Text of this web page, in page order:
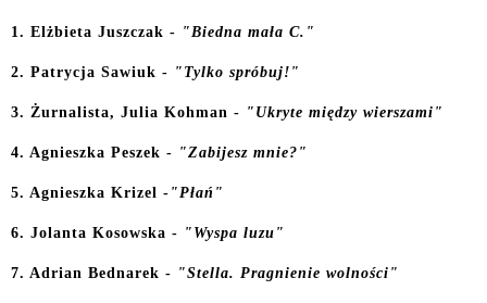
1. Elżbieta Juszczak - "Biedna mała C."
2. Patrycja Sawiuk - "Tylko spróbuj!"
3. Żurnalista, Julia Kohman - "Ukryte między wierszami"
4. Agnieszka Peszek - "Zabijesz mnie?"
5. Agnieszka Krizel - "Płań"
6. Jolanta Kosowska - "Wyspa luzu"
7. Adrian Bednarek - "Stella. Pragnienie wolności"